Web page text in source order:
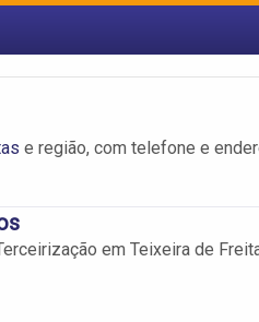
e região, com telefone e
em Teixeira de